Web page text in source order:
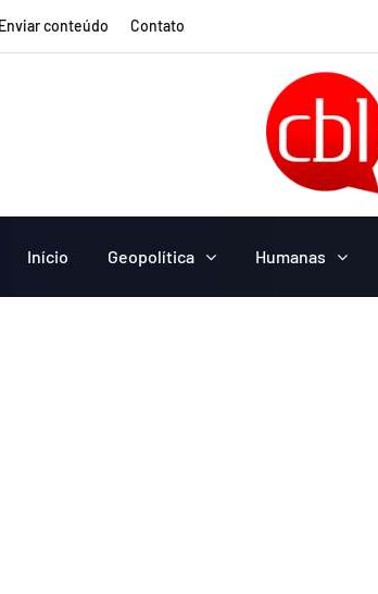
Enviar conteúdo Contato
Início Geopolítica Humanas